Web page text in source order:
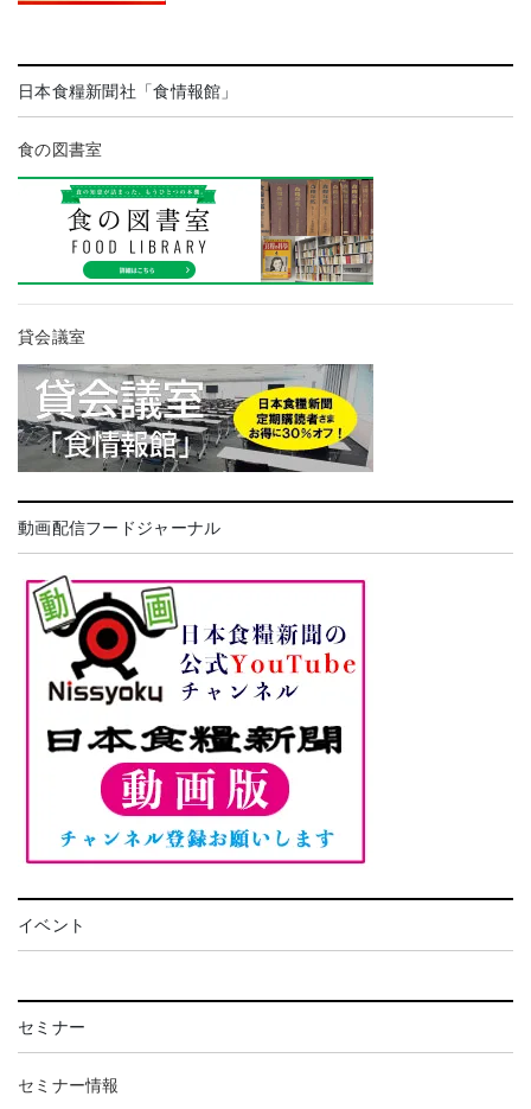
日本食糧新聞社「食情報館」
食の図書室
貸会議室
動画配信フードジャーナル
イベント
セミナー
セミナー情報